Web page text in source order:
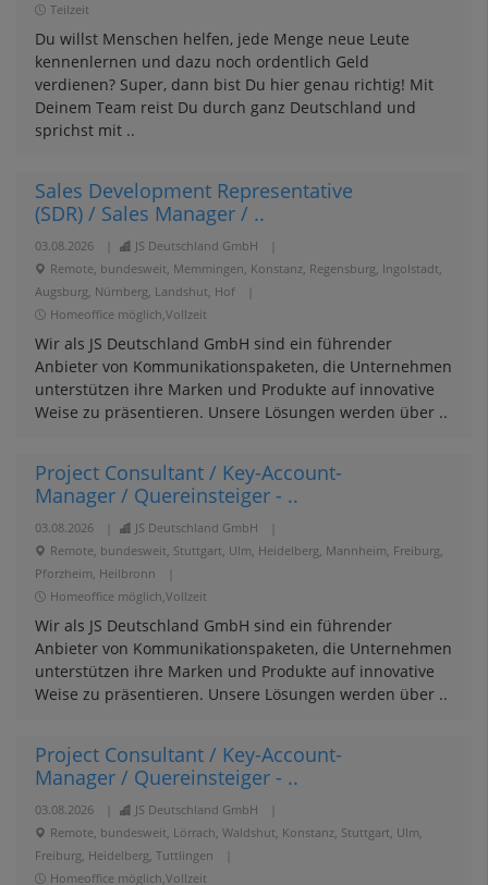
Teilzeit
Du willst Menschen helfen, jede Menge neue Leute
kennenlernen und dazu noch ordentlich Geld
verdienen? Super, dann bist Du hier genau richtig! Mit
Deinem Team reist Du durch ganz Deutschland und
sprichst mit ..
Sales Development Representative
(SDR) / Sales Manager / ..
03.08.2026 JS Deutschland GmbH
Remote, bundesweit, Memmingen, Konstanz, Regensburg, Ingolstadt,
Augsburg, Nürnberg, Landshut, Hof
Homeoffice möglich,Vollzeit
Wir als JS Deutschland GmbH sind ein führender
Anbieter von Kommunikationspaketen, die Unternehmen
unterstützen ihre Marken und Produkte auf innovative
Weise zu präsentieren. Unsere Lösungen werden über ..
Project Consultant / Key-Account-
Manager / Quereinsteiger - ..
03.08.2026 JS Deutschland GmbH
Remote, bundesweit, Stuttgart, Ulm, Heidelberg, Mannheim, Freiburg,
Pforzheim, Heilbronn
Homeoffice möglich,Vollzeit
Wir als JS Deutschland GmbH sind ein führender
Anbieter von Kommunikationspaketen, die Unternehmen
unterstützen ihre Marken und Produkte auf innovative
Weise zu präsentieren. Unsere Lösungen werden über ..
Project Consultant / Key-Account-
Manager / Quereinsteiger - ..
03.08.2026 JS Deutschland GmbH
Remote, bundesweit, Lörrach, Waldshut, Konstanz, Stuttgart, Ulm,
Freiburg, Heidelberg, Tuttlingen
Homeoffice möglich,Vollzeit